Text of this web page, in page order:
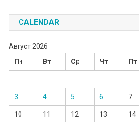
CALENDAR
Август 2026
Пн
Вт Ср Чт Пт
3 4 5 6 7
10 11 12 13 14